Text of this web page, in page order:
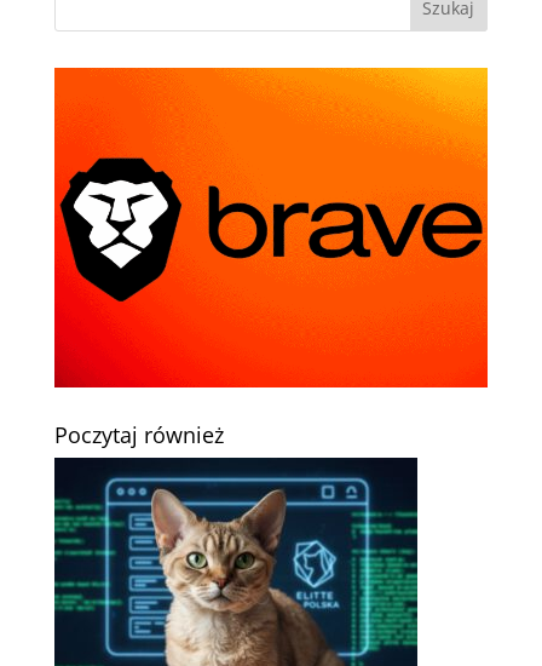
Poczytaj również